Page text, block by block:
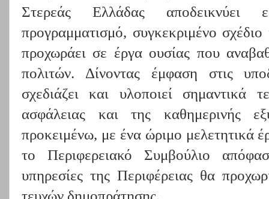
Στερεάς Ελλάδας
προγραμματισμό, συγκεκριμένο
προχωράει σε έργα ουσίας που
πολιτών. Δίνοντας έμφαση στις
σχεδιάζει και υλοποιεί σημαντικά
ασφάλειας και της καθημερινής
προκειμένω, με ένα ώριμο μελετητικά
το Περιφερειακό Συμβούλιο
υπηρεσίες της Περιφέρειας θα
τευχών δημοπράτησης.